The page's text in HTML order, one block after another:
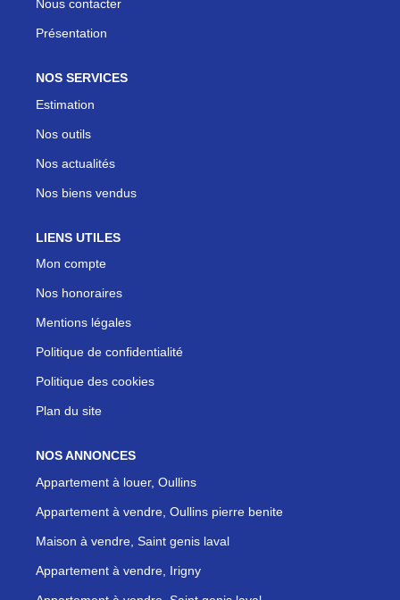
Nous contacter
Présentation
NOS SERVICES
Estimation
Nos outils
Nos actualités
Nos biens vendus
LIENS UTILES
Mon compte
Nos honoraires
Mentions légales
Politique de confidentialité
Politique des cookies
Plan du site
NOS ANNONCES
Appartement à louer, Oullins
Appartement à vendre, Oullins pierre benite
Maison à vendre, Saint genis laval
Appartement à vendre, Irigny